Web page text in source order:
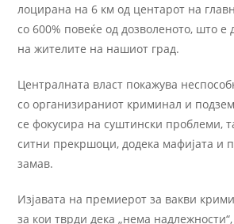
лоцирана на 6 км од центарот на
со 600% повеќе од дозволеното, што е
на жителите на нашиот град.
Централната власт покажува
со организираниот криминал и
се фокусира на суштински проблеми,
ситни прекршоци, додека мафијата и
замав.
Изјавата на премиерот за вакви
за кои тврди дека „нема надлежности“,